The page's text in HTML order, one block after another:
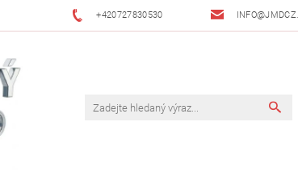
+420727830530